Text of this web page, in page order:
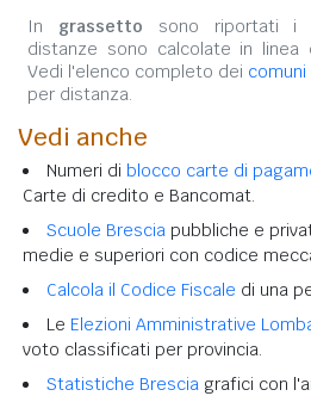
In grassetto sono riportati i
distanze sono calcolate in linea
Vedi l'elenco completo dei
per distanza.
Vedi anche
Numeri di blocco carte di
Carte di credito e Bancomat.
Scuole Brescia pubbliche e
medie e superiori con codice
Calcola il Codice Fiscale di una
Le Elezioni Amministrative
voto classificati per provincia.
Statistiche Brescia grafici con